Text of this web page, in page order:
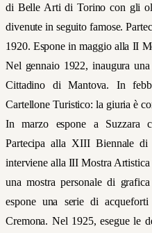
di Belle Arti di Torino con gli
divenute in seguito famose.
1920. Espone in maggio alla II
Nel gennaio 1922, inaugura
Cittadino di Mantova. In
Cartellone Turistico: la giuria è
In marzo espone a Suzzara
Partecipa alla XIII Biennale di
interviene alla III Mostra
una mostra personale di
espone una serie di
Cremona. Nel 1925, esegue le